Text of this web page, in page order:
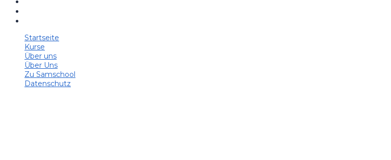
Startseite
Kurse
Über uns
Über Uns
Zu Samschool
Datenschutz